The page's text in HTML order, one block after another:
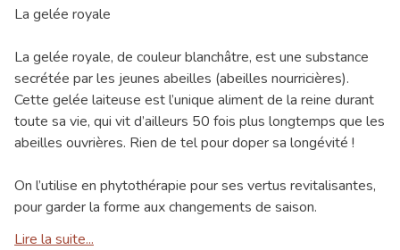
La gelée royale
La gelée royale, de couleur blanchâtre, est une substance
secrétée par les jeunes abeilles (abeilles nourricières).
Cette gelée laiteuse est l’unique aliment de la reine durant
toute sa vie, qui vit d’ailleurs 50 fois plus longtemps que les
abeilles ouvrières. Rien de tel pour doper sa longévité !
On l’utilise en phytothérapie pour ses vertus revitalisantes,
pour garder la forme aux changements de saison.
Lire la suite...